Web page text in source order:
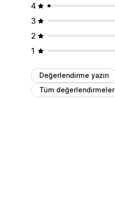
4
3
2
1
Değerlendirme yazın
Tüm değerlendirmeler